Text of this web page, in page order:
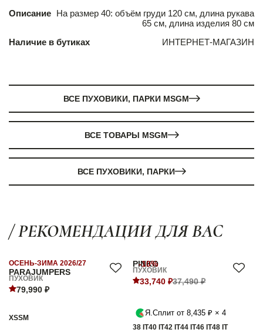
Описание На размер 40: объём груди 120 см, длина рукава
65 см, длина изделия 80 см
Наличие в бутиках
ИНТЕРНЕТ-МАГАЗИН
ВСЕ ПУХОВИКИ, ПАРКИ MSGM
ВСЕ ТОВАРЫ MSGM
ВСЕ ПУХОВИКИ, ПАРКИ
/ РЕКОМЕНДАЦИИ ДЛЯ ВАС
PARAJUMPERS
ОСЕНЬ-ЗИМА 2026/27
ПУХОВИК
79,990 ₽
XSSM
-10%
PINKO
ПУХОВИК
33,740 ₽37,490 ₽
Я.Сплит от 8,435 ₽ × 4
38 IT40 IT42 IT44 IT46 IT48 IT